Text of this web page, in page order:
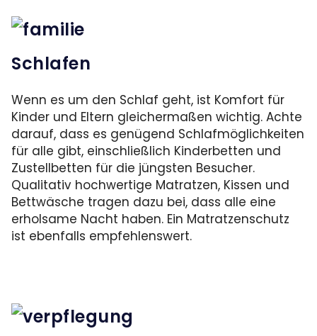
Schlafen
Wenn es um den Schlaf geht, ist Komfort für
Kinder und Eltern gleichermaßen wichtig. Achte
darauf, dass es genügend Schlafmöglichkeiten
für alle gibt, einschließlich Kinderbetten und
Zustellbetten für die jüngsten Besucher.
Qualitativ hochwertige Matratzen, Kissen und
Bettwäsche tragen dazu bei, dass alle eine
erholsame Nacht haben. Ein Matratzenschutz
ist ebenfalls empfehlenswert.